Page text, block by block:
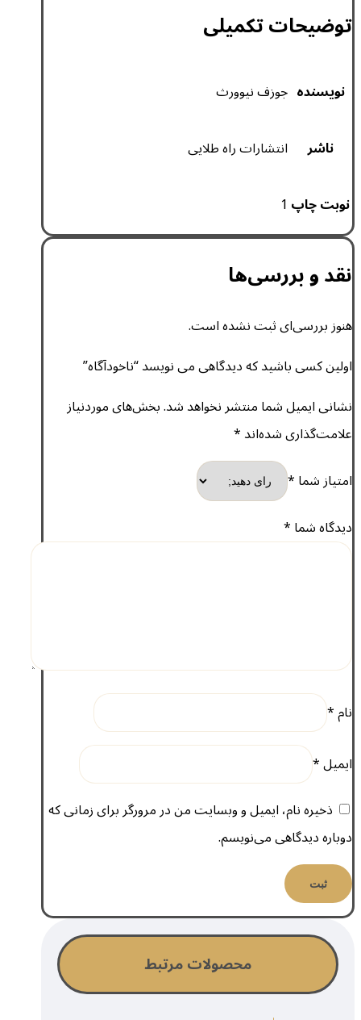
توضیحات تکمیلی
نویسنده جوزف نیوورث
ناشر انتشارات راه طلایی
نوبت چاپ 1
نقد و بررسی‌ها
هنوز بررسی‌ای ثبت نشده است.
اولین کسی باشید که دیدگاهی می نویسد “ناخودآگاه”
نشانی ایمیل شما منتشر نخواهد شد.بخش‌های موردنیاز
علامت‌گذاری شده‌اند*
امتیاز شما*
دیدگاه شما*
نام*
ایمیل*
ذخیره نام، ایمیل و وبسایت من در مرورگر برای زمانی که
دوباره دیدگاهی می‌نویسم.
محصولات مرتبط